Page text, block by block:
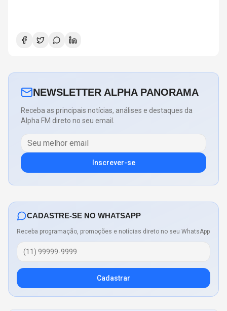
NEWSLETTER ALPHA PANORAMA
Receba as principais notícias, análises e destaques da
Alpha FM direto no seu email.
Inscrever-se
CADASTRE-SE NO WHATSAPP
Receba programação, promoções e notícias direto no seu WhatsApp
Cadastrar